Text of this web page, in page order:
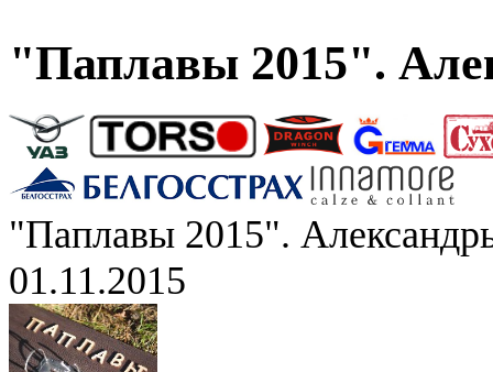
"Паплавы 2015".
"Паплавы 2015".
01.11.2015